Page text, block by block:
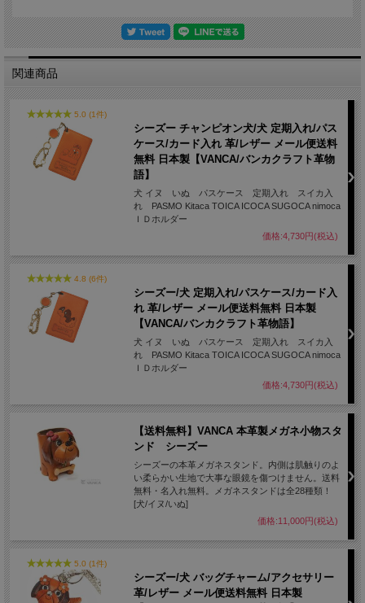
関連商品
5.0 (1件)
シーズー チャンピオン犬/犬 定期入れ/パス
ケース/カード入れ 革/レザー メール便送料
無料 日本製【VANCA/バンカクラフト革物
語】
犬 イヌ いぬ パスケース 定期入れ スイカ入
れ PASMO Kitaca TOICA ICOCA SUGOCA nimoca
ＩＤホルダー
価格:4,730円(税込)
4.8 (6件)
シーズー/犬 定期入れ/パスケース/カード入
れ 革/レザー メール便送料無料 日本製
【VANCA/バンカクラフト革物語】
犬 イヌ いぬ パスケース 定期入れ スイカ入
れ PASMO Kitaca TOICA ICOCA SUGOCA nimoca
ＩＤホルダー
価格:4,730円(税込)
【送料無料】VANCA 本革製メガネ小物スタ
ンド シーズー
シーズーの本革メガネスタンド。内側は肌触りのよ
い柔らかい生地で大事な眼鏡を傷つけません。送料
無料・名入れ無料。メガネスタンドは全28種類！
[犬/イヌ/いぬ]
価格:11,000円(税込)
5.0 (1件)
シーズー/犬 バッグチャーム/アクセサリー
革/レザー メール便送料無料 日本製